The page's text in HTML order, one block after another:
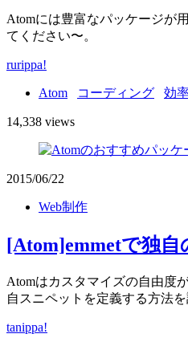
Atomには豊富なパッケージが
てください〜。
rurippa!
Atom コーディング 効
14,338 views
2015/06/22
Web制作
[Atom]emmetで独
Atomはカスタマイズの自由度
自スニペットを定義する方法
tanippa!